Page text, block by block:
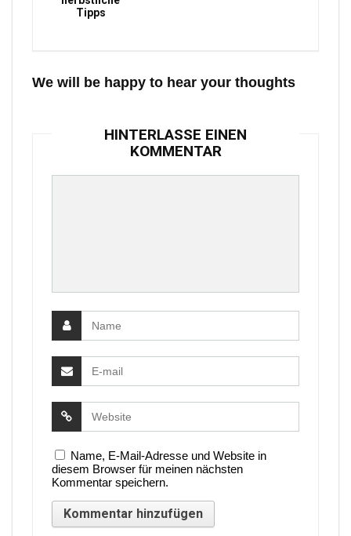
Tipps
We will be happy to hear your thoughts
HINTERLASSE EINEN
KOMMENTAR
Name, E-Mail-Adresse und Website in
diesem Browser für meinen nächsten
Kommentar speichern.